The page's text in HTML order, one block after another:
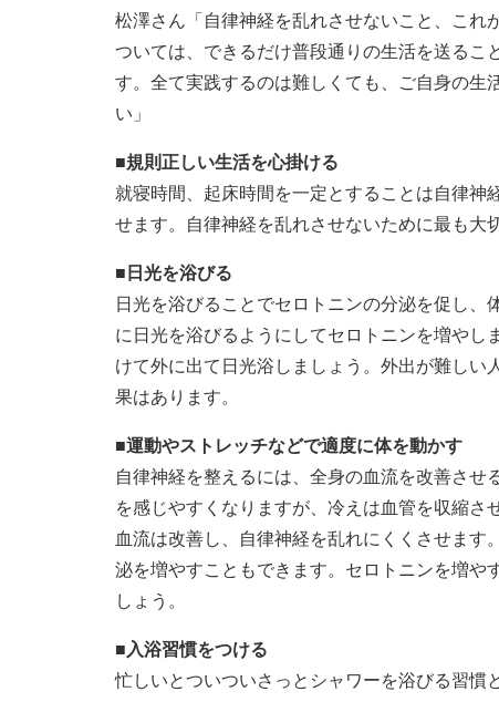
松澤さん「自律神経を乱れさせないこと、これ
ついては、できるだけ普段通りの生活を送るこ
す。全て実践するのは難しくても、ご自身の生
い」
■規則正しい生活を心掛ける
就寝時間、起床時間を一定とすることは自律神
せます。自律神経を乱れさせないために最も大
■日光を浴びる
日光を浴びることでセロトニンの分泌を促し
に日光を浴びるようにしてセロトニンを増やし
けて外に出て日光浴しましょう。外出が難しい
果はあります。
■運動やストレッチなどで適度に体を動かす
自律神経を整えるには、全身の血流を改善させ
を感じやすくなりますが、冷えは血管を収縮
血流は改善し、自律神経を乱れにくくさせま
泌を増やすこともできます。セロトニンを増や
しょう。
■入浴習慣をつける
忙しいとついついさっとシャワーを浴びる習慣